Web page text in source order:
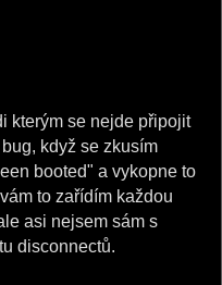
kterým se nejde připojit
když se zkusím
booted" a vykopne to
to zařídím každou
asi nejsem sám s
disconnectů.